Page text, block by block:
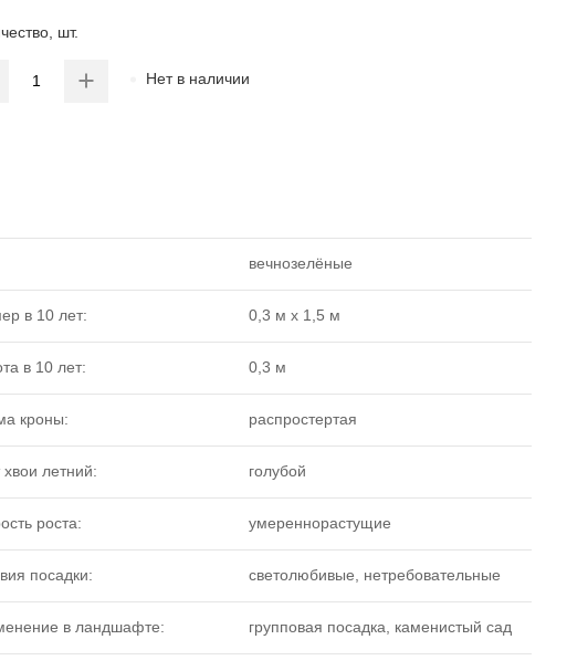
шт.
Нет в наличии
вечнозелёные
в 10 лет: 0,3 м х 1,5 м
в 10 лет: 0,3 м
кроны: распростертая
хвои летний: голубой
роста: умереннорастущие
посадки: светолюбивые, нетребовательные
в ландшафте: групповая посадка, каменистый сад